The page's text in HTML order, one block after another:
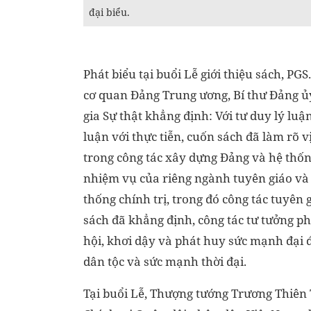
đại biểu.
Phát biểu tại buổi Lễ giới thiệu sách,
cơ quan Đảng Trung ương, Bí thư Đảng
gia Sự thật khẳng định: Với tư duy lý
luận với thực tiễn, cuốn sách đã làm rõ
trong công tác xây dựng Đảng và hệ
nhiệm vụ của riêng ngành tuyên giáo
thống chính trị, trong đó công tác tuyên
sách đã khẳng định, công tác tư tưởng
hội, khơi dậy và phát huy sức mạnh đại
dân tộc và sức mạnh thời đại.
Tại buổi Lễ, Thượng tướng Trương